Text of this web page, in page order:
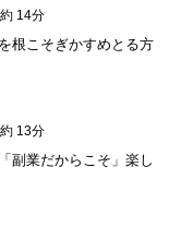
14分
根こそぎかすめとる方
13分
副業だからこそ」楽し